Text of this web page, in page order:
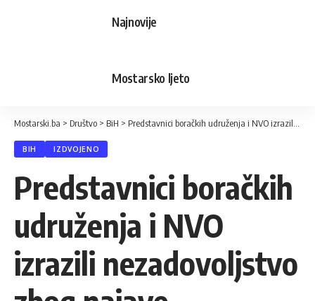
Najnovije
Mostarsko ljeto
Mostarski.ba > Društvo > BiH > Predstavnici boračkih udruženja i NVO izrazili nezadovoljstvo zbog najave obilježavanja 9. januara
BIH IZDVOJENO
Predstavnici boračkih
udruženja i NVO
izrazili nezadovoljstvo